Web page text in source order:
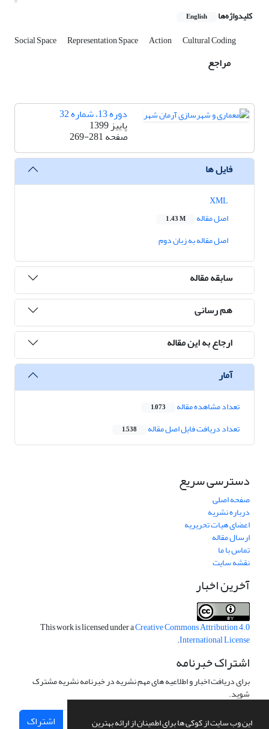
این وب سایت از کوکی ها برای اطمینان از ارائه بهترین
کلیدواژه‌ها English
Social Space Representation Space Action Cultural Coding
مراجع
دوره 13، شماره 32
پاییز 1399
صفحه269-281
فایل ها
اصل مقاله
1.43 M
اصل مقاله به زبان دوم
سابقه مقاله
هم رسانی
ارجاع به این مقاله
آمار
تعداد مشاهده مقاله 1,073
تعداد دریافت فایل اصل مقاله 1,538
دسترسی سریع
صفحه اصلی
درباره نشریه
اعضای هیات تحریریه
ارسال مقاله
تماس با ما
نقشه سایت
آخرین اخبار
This work is licensed under aCreative Commons Attribution 4.0
International License
.
اشتراک خبرنامه
برای دریافت اخبار و اطلاعیه های مهم نشریه در خبرنامه نشریه مشترک
شوید.
اشتراک